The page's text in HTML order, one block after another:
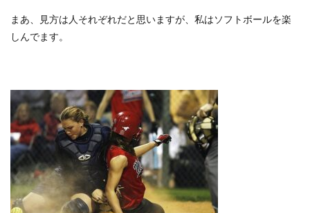
まあ、見方は人それぞれだと思いますが、私はソフトボールを楽
しんでます。